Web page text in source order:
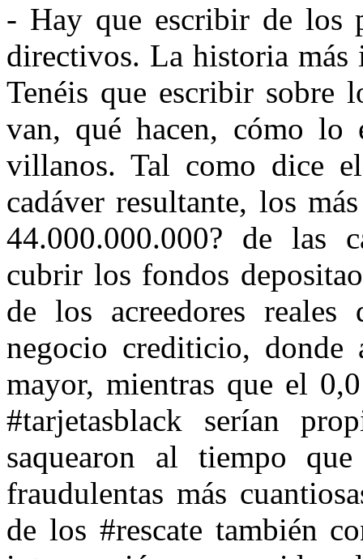
- Hay que escribir de los
directivos. La historia más
Tenéis que escribir sobre
van, qué hacen, cómo lo
villanos. Tal como dice
cadáver resultante, los
44.000.000.000? de las
cubrir los fondos
de los acreedores
negocio crediticio, donde
mayor, mientras que el
#tarjetasblack serían
saquearon al tiempo
fraudulentas más
de los #rescate también